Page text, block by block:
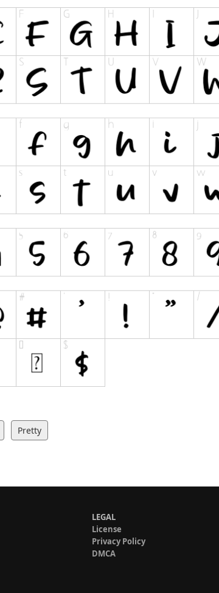
Pretty
LEGAL
License
Privacy Policy
DMCA